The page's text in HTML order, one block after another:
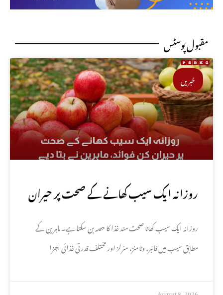
مقبول پوسٹس
خبریں
روزانہ ایک سیب کھانے کے صحت پر حیران
کن فوائد، ماہرین نے بتا دیے
روزانہ ایک سیب کھانا صحت مند غذا کا حصہ بن سکتا ہے۔ ماہرین کے
مطابق سیب میں فائبر، وٹامنز، منرلز اور مختلف قدرتی غذائی اجزا